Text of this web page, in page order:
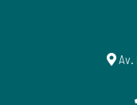
Av.